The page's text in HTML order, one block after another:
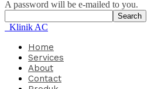
A password will be e-mailed to you.
Klinik AC
Home
Services
About
Contact